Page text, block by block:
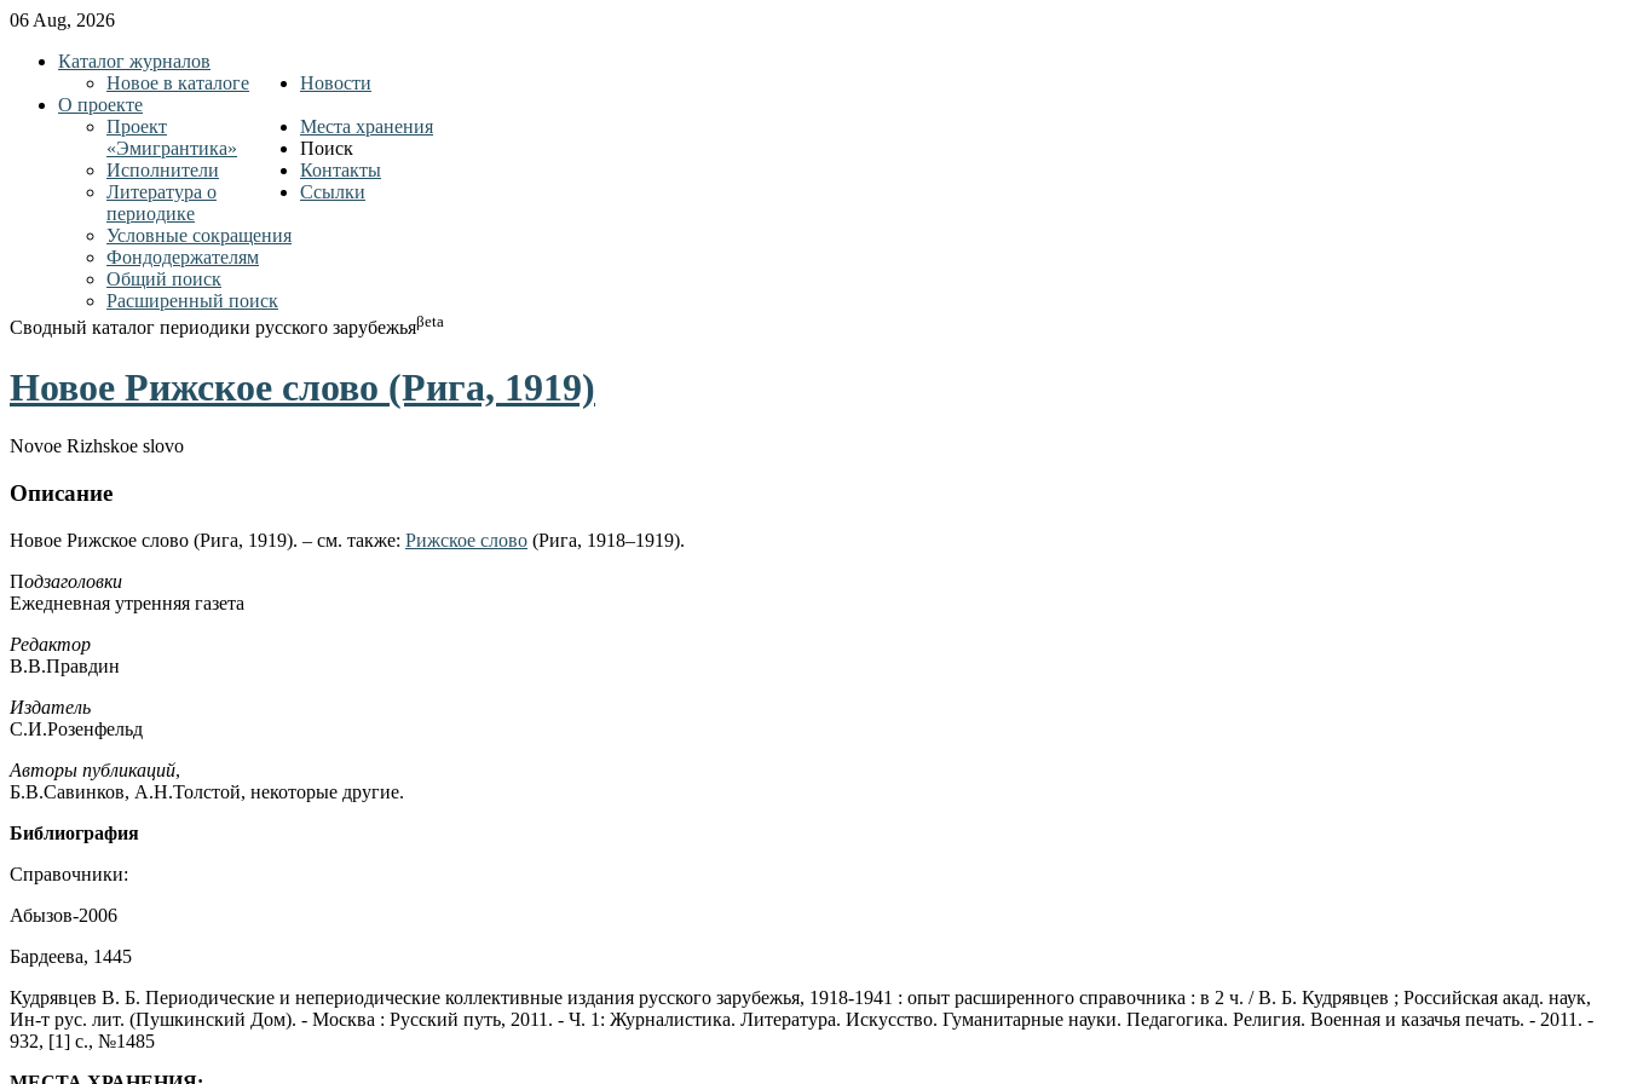
06 Aug, 2026
Каталог журналов
Новое в каталоге
Новости
О проекте
Проект
«Эмигрантика»
Исполнители
Литература о
периодике
Условные сокращения
Фондодержателям
Места хранения
Поиск
Общий поиск
Расширенный поиск
Контакты
Ссылки
Сводный каталог периодики русского зарубежьяβeta
Новое Рижское слово (Рига, 1919)
Novoe Rizhskoe slovo
Описание
Новое Рижское слово (Рига, 1919). – см. также: Рижское слово (Рига, 1918–1919).
Подзаголовки
Ежедневная утренняя газета
Редактор
В.В.Правдин
Издатель
С.И.Розенфельд
Авторы публикаций,
Б.В.Савинков, А.Н.Толстой, некоторые другие.
Библиография
Справочники:
Абызов-2006
Бардеева, 1445
Кудрявцев В. Б. Периодические и непериодические коллективные издания русского зарубежья, 1918-1941 : опыт расширенного справочника : в 2 ч. / В. Б. Кудрявцев ; Российская акад. наук,
Ин-т рус. лит. (Пушкинский Дом). - Москва : Русский путь, 2011. - Ч. 1: Журналистика. Литература. Искусство. Гуманитарные науки. Педагогика. Религия. Военная и казачья печать. - 2011. -
932, [1] с., №1485